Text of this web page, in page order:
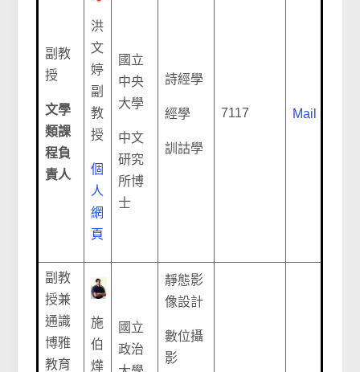
副教
授
文學
類課
程負
責人
洪
文
婷
副
教
授
個
人
網
頁
國立
中央
大學
中文
研究
所博
士
詩經學
經學
訓詁學
7117 Mail
副教
授兼
通識
博雅
教育
施
伯
燁
國立
政治
靜態影
像設計
數位攝
影